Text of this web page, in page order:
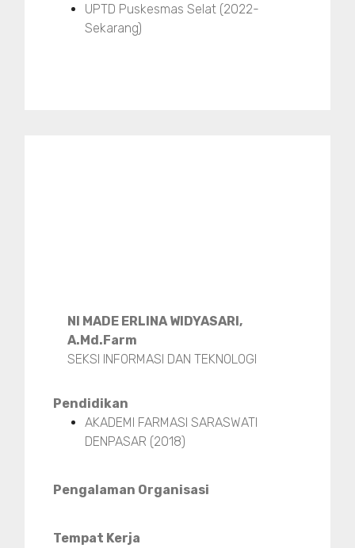
UPTD Puskesmas Selat (2022-
Sekarang)
NI MADE ERLINA WIDYASARI,
A.Md.Farm
SEKSI INFORMASI DAN TEKNOLOGI
Pendidikan
AKADEMI FARMASI SARASWATI
DENPASAR (2018)
Pengalaman Organisasi
Tempat Kerja